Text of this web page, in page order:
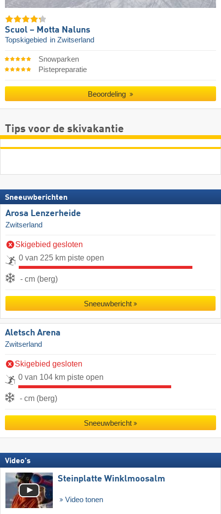
Scuol – Motta Naluns
Topskigebied in Zwitserland
Snowparken
Pistepreparatie
Beoordeling
Tips voor de skivakantie
Sneeuwberichten
Arosa Lenzerheide
Zwitserland
Skigebied gesloten
0 van 225 km piste open
- cm (berg)
Sneeuwbericht
Aletsch Arena
Zwitserland
Skigebied gesloten
0 van 104 km piste open
- cm (berg)
Sneeuwbericht
Video's
Steinplatte Winklmoosalm
Video tonen